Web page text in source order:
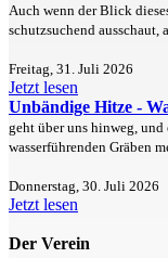
Auch wenn der Blick
schutzsuchend ausschaut,
Freitag, 31. Juli 2026
Jetzt lesen
Unbändige Hitze -
geht über uns hinweg,
wasserführenden Gräben
Donnerstag, 30. Juli 2026
Jetzt lesen
Der Verein